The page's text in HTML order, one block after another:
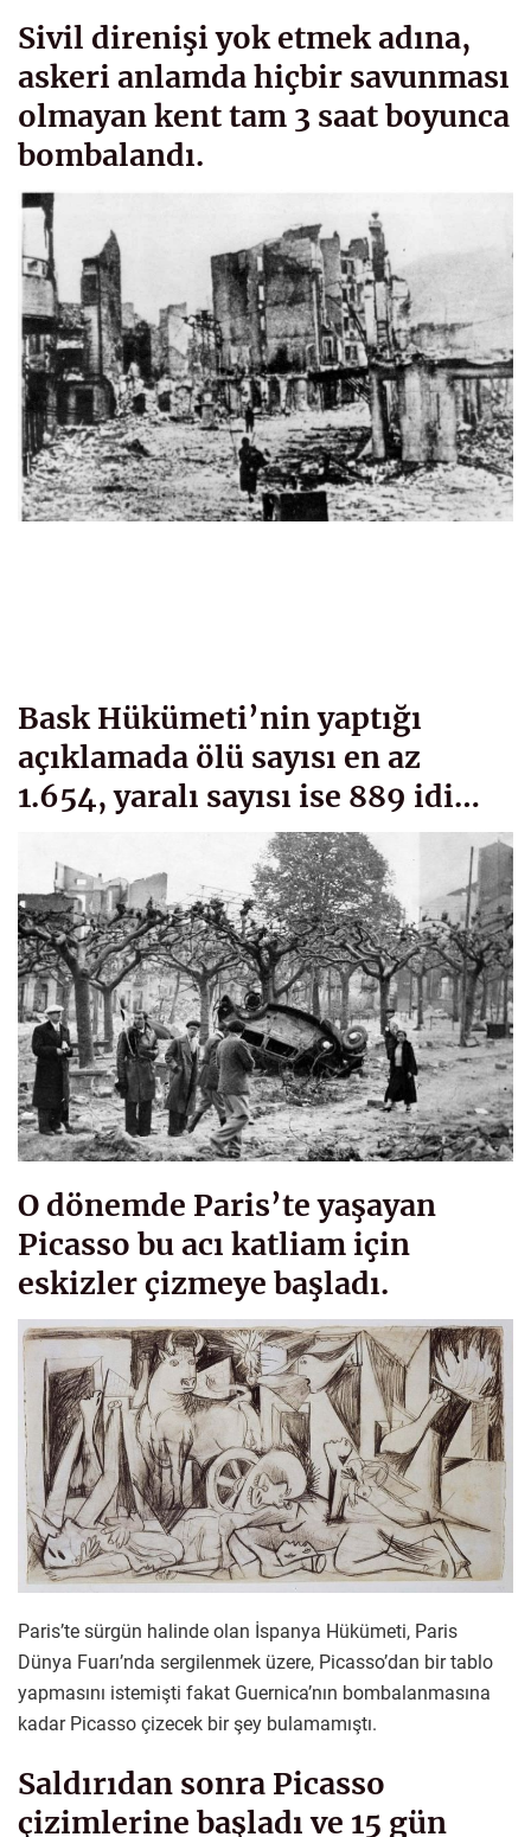
Sivil direnişi yok etmek adına,
askeri anlamda hiçbir savunması
olmayan kent tam 3 saat boyunca
bombalandı.
Bask Hükümeti’nin yaptığı
açıklamada ölü sayısı en az
1.654, yaralı sayısı ise 889 idi…
O dönemde Paris’te yaşayan
Picasso bu acı katliam için
eskizler çizmeye başladı.
Paris’te sürgün halinde olan İspanya Hükümeti, Paris
Dünya Fuarı’nda sergilenmek üzere, Picasso’dan bir tablo
yapmasını istemişti fakat Guernica’nın bombalanmasına
kadar Picasso çizecek bir şey bulamamıştı.
Saldırıdan sonra Picasso
çizimlerine başladı ve 15 gün